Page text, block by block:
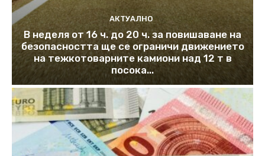
АКТУАЛНО
В неделя от 16 ч. до 20 ч. за повишаване на
безопасността ще се ограничи движението
на тежкотоварните камиони над 12 т в
посока...